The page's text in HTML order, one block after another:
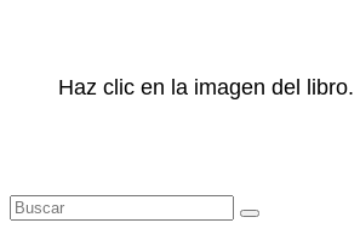
Haz clic en la imagen del
Buscar